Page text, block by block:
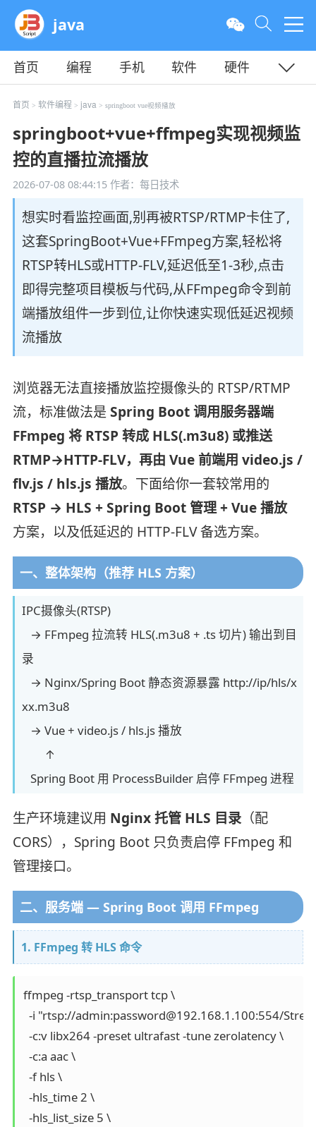
java
首页 编程 手机 软件
硬件
教程
平面 服务器
首页 > 软件编程 > java> springboot vue视频播放
springboot+vue+ffmpeg实现视频监
控的直播拉流播放
2026-07-08 08:44:15作者：每日技术
想实时看监控画面,别再被RTSP/RTMP卡住了,
这套SpringBoot+Vue+FFmpeg方案,轻松将
RTSP转HLS或HTTP-FLV,延迟低至1-3秒,点击
即得完整项目模板与代码,从FFmpeg命令到前
端播放组件一步到位,让你快速实现低延迟视频
流播放
浏览器无法直接播放监控摄像头的 RTSP/RTMP
流，标准做法是 Spring Boot 调用服务器端
FFmpeg 将 RTSP 转成 HLS(.m3u8) 或推送
RTMP→HTTP-FLV，再由 Vue 前端用 video.js /
flv.js / hls.js 播放。下面给你一套较常用的
RTSP → HLS + Spring Boot 管理 + Vue 播放​
方案，以及低延迟的 HTTP-FLV 备选方案。
一、整体架构（推荐 HLS 方案）
IPC摄像头(RTSP)
→ FFmpeg 拉流转 HLS(.m3u8 + .ts 切片) 输出到目
录
→ Nginx/Spring Boot 静态资源暴露 http://ip/hls/x
xx.m3u8
→ Vue + video.js / hls.js 播放
↑
Spring Boot 用 ProcessBuilder 启停 FFmpeg 进程
生产环境建议用 Nginx 托管 HLS 目录（配
CORS），Spring Boot 只负责启停 FFmpeg 和
管理接口。
二、服务端 — Spring Boot 调用 FFmpeg
1. FFmpeg 转 HLS 命令
ffmpeg -rtsp_transport tcp \
-i "rtsp://admin:password@192.168.1.100:554/
  -c:v libx264 -preset ultrafast -tune zerolatency \
  -c:a aac \
  -f hls \
  -hls_time 2 \
  -hls_list_size 5 \